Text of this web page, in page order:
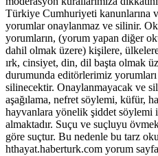
Türkiye Cumhuriyeti kanunlarına
yorumlar onaylanmaz ve silinir.
yorumların, (yorum yapan diğer
dahil olmak üzere) kişilere,
ırk, cinsiyet, din, dil başta olmak
durumunda editörlerimiz
silinecektir. Onaylanmayacak ve
aşağılama, nefret söylemi, küfür,
hayvanlara yönelik şiddet söylemi
almaktadır. Suçu ve suçluyu
göre suçtur. Bu nedenle bu tarz
hthayat.haberturk.com yorum